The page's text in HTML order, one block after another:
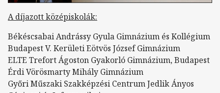
A díjazott középiskolák:
Békéscsabai Andrássy Gyula Gimnázium és Kollégium
Budapest V. Kerületi Eötvös József Gimnázium
ELTE Trefort Ágoston Gyakorló Gimnázium, Budapest
Érdi Vörösmarty Mihály Gimnázium
Győri Műszaki Szakképzési Centrum Jedlik Ányos